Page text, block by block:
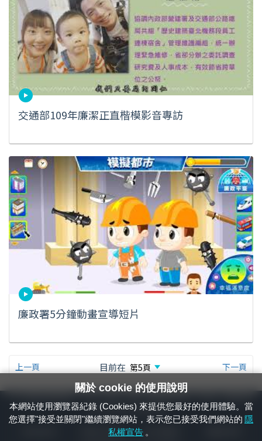
交通部109年廉潔正直楷模影音專訪
廉政署5分鐘動畫宣導短片
上一頁 目前在 下一頁
24小時緊急通報電話：1933（市話、手機，僅限發現軌道、平交道、橋樑及隧
道等有障礙物之通報專用）
資通安全政策
關於 cookie 的使用說明
本網站使用瀏覽器紀錄 (Cookies) 來提供您最好的使用體驗。當
您選擇"接受並關閉"繼續瀏覽網站，表示您已接受我們網站的 隱
私權宣告 。